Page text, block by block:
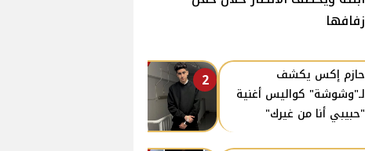
زفافها
2
حازم إكس يكشف
لـ"وشوشة" كواليس أغنية
"حبيبي أنا من غيرك"